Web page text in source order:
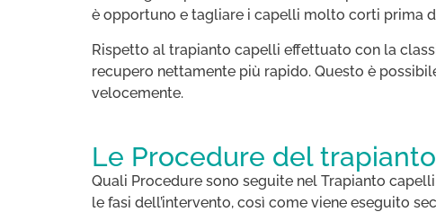
è opportuno e tagliare i capelli molto corti prima
Rispetto al trapianto capelli effettuato con la
recupero nettamente più rapido. Questo è
velocemente.
Le Procedure del
Quali Procedure sono seguite nel Trapianto
le fasi dell’intervento, così come viene eseguito